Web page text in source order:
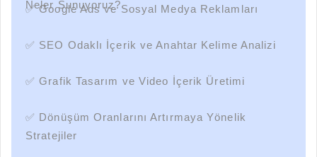
Neler Sunuyoruz?
✅ Google Ads ve Sosyal Medya Reklamları
✅ SEO Odaklı İçerik ve Anahtar Kelime Analizi
✅ Grafik Tasarım ve Video İçerik Üretimi
✅ Dönüşüm Oranlarını Artırmaya Yönelik
Stratejiler